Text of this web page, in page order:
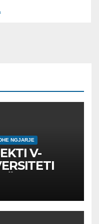
NGJARJE
V-
SHKUP
PËR
DHE